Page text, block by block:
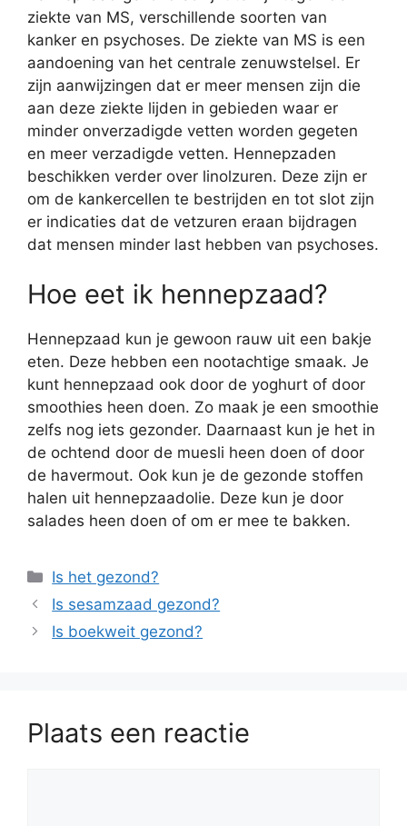
ziekte van MS, verschillende soorten van
kanker en psychoses. De ziekte van MS is een
aandoening van het centrale zenuwstelsel. Er
zijn aanwijzingen dat er meer mensen zijn die
aan deze ziekte lijden in gebieden waar er
minder onverzadigde vetten worden gegeten
en meer verzadigde vetten. Hennepzaden
beschikken verder over linolzuren. Deze zijn er
om de kankercellen te bestrijden en tot slot zijn
er indicaties dat de vetzuren eraan bijdragen
dat mensen minder last hebben van psychoses.
Hoe eet ik hennepzaad?
Hennepzaad kun je gewoon rauw uit een bakje
eten. Deze hebben een nootachtige smaak. Je
kunt hennepzaad ook door de yoghurt of door
smoothies heen doen. Zo maak je een smoothie
zelfs nog iets gezonder. Daarnaast kun je het in
de ochtend door de muesli heen doen of door
de havermout. Ook kun je de gezonde stoffen
halen uit hennepzaadolie. Deze kun je door
salades heen doen of om er mee te bakken.
Categorieën
Is het gezond?
Is sesamzaad gezond?
Is boekweit gezond?
Plaats een reactie